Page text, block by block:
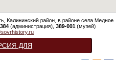
Калининский район, в районе села Медное
(администрация), 389-001 (музей)
ДЛЯ